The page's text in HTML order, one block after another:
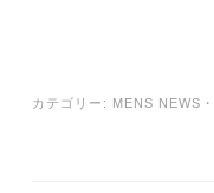
カテゴリー: MENS NEWS ・